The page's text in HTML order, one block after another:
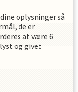
oplysninger så
de er
at være 6
og givet